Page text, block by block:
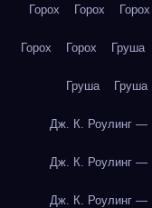
Горох Горох Горох
Горох Горох Груша
Груша Груша
Дж. К. Роулинг —
Дж. К. Роулинг —
Дж. К. Роулинг —